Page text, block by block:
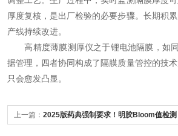
厚度复核，是出厂检验的必要步骤。长期积
产线持续改进。
高精度薄膜测厚仪之于锂电池隔膜，如同
据管理，四者协同构成了隔膜质量管控的技
只会愈发凸显。
上一篇： 2025版药典强制要求！明胶Bloom值检测